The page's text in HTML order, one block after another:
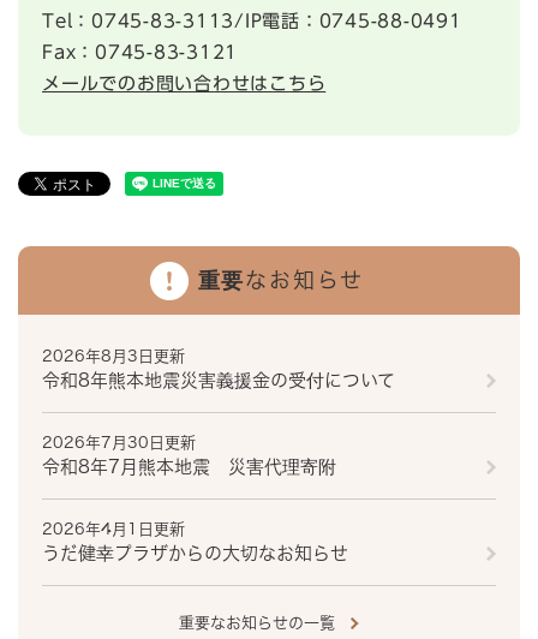
Tel：0745-83-3113/IP電話：0745-88-0491
Fax：0745-83-3121
メールでのお問い合わせはこちら
重要なお知らせ
2026年8月3日更新
令和8年熊本地震災害義援金の受付について
2026年7月30日更新
令和8年7月熊本地震 災害代理寄附
2026年4月1日更新
うだ健幸プラザからの大切なお知らせ
重要なお知らせの一覧